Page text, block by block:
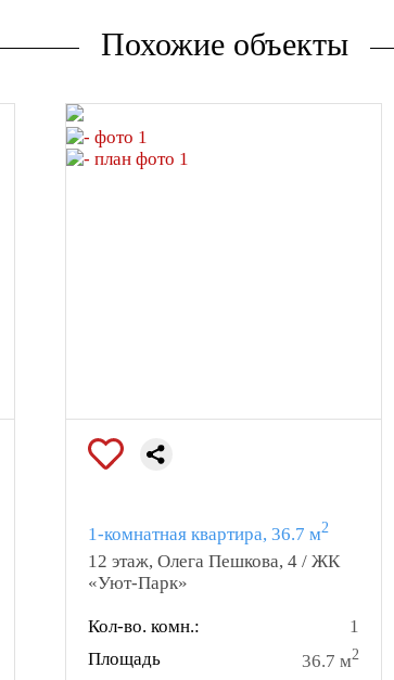
Похожие объекты
1-комнатная квартира, 36.7 м2
12 этаж, Олега Пешкова, 4 / ЖК
«Уют-Парк»
Кол-во. комн.:
1
Площадь
36.7 м2